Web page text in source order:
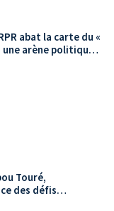
abat la carte du «
arène politique
Touré,
des défis
République